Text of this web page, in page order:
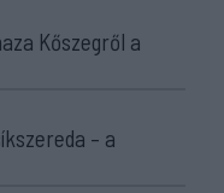
Kőszegről a
– a